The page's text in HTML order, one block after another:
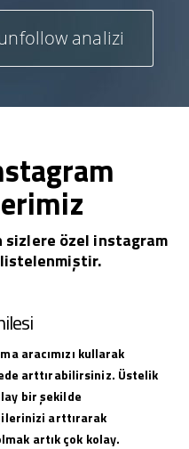
analizi
sizlere özel instagram
listelenmiştir.
aracımızı kullarak
arttırabilirsiniz. Üstelik
bir şekilde
arttırarak
artık çok kolay.